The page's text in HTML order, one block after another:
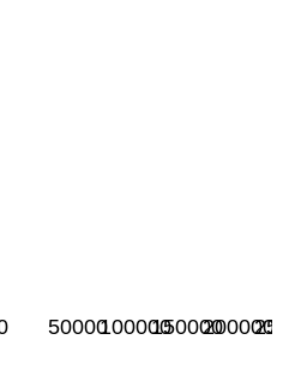
50000100000150000200000